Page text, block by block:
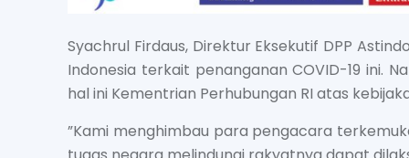
Syachrul Firdaus, Direktur Eksekutif DPP
Indonesia terkait penanganan COVID-19 ini.
hal ini Kementrian Perhubungan RI atas
”Kami menghimbau para pengacara